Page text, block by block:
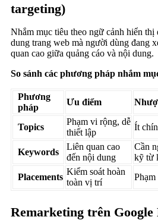
targeting)
Nhắm mục tiêu theo ngữ cảnh hiển thị
dung trang web mà người dùng đang
quan cao giữa quảng cáo và nội dung.
So sánh các phương pháp nhắm
Phương
pháp
Ưu điểm
Topics
Phạm vi rộng, dễ
thiết lập
Ít
Keywords
Liên quan cao
đến nội dung
Cần
kỹ từ
Placements
Kiểm soát hoàn
toàn vị trí
Remarketing trên